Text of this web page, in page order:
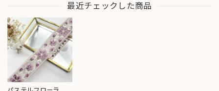
最近チェックした商品